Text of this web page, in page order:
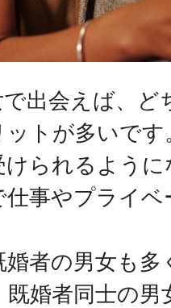
出会えば、
トが多いです
けられるよう
仕事やプライ
者の男女も多
婚者同士の男